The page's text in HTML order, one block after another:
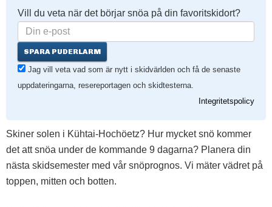
Vill du veta när det börjar snöa på din favoritskidort?
SPARA PUDERLARM
Jag vill veta vad som är nytt i skidvärlden och få de senaste
uppdateringarna, resereportagen och skidtesterna.
Integritetspolicy
Skiner solen i Kühtai-Hochöetz? Hur mycket snö kommer
det att snöa under de kommande 9 dagarna? Planera din
nästa skidsemester med vår snöprognos. Vi mäter vädret på
toppen, mitten och botten.